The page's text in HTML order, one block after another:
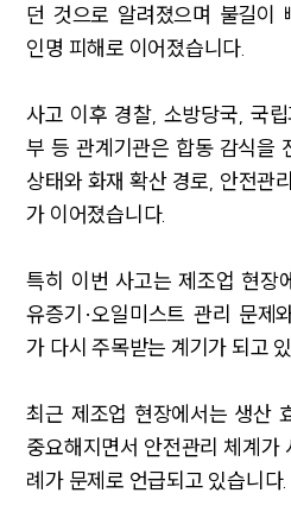
던 것으로 알려졌으며 불길이
인명 피해로 이어졌습니다.
사고 이후 경찰, 소방당국, 국
부 등 관계기관은 합동 감식을
상태와 화재 확산 경로, 안전관
가 이어졌습니다.
특히 이번 사고는 제조업 현장
유증기·오일미스트 관리 문제
가 다시 주목받는 계기가 되고
최근 제조업 현장에서는 생산
중요해지면서 안전관리 체계가
례가 문제로 언급되고 있습니다.